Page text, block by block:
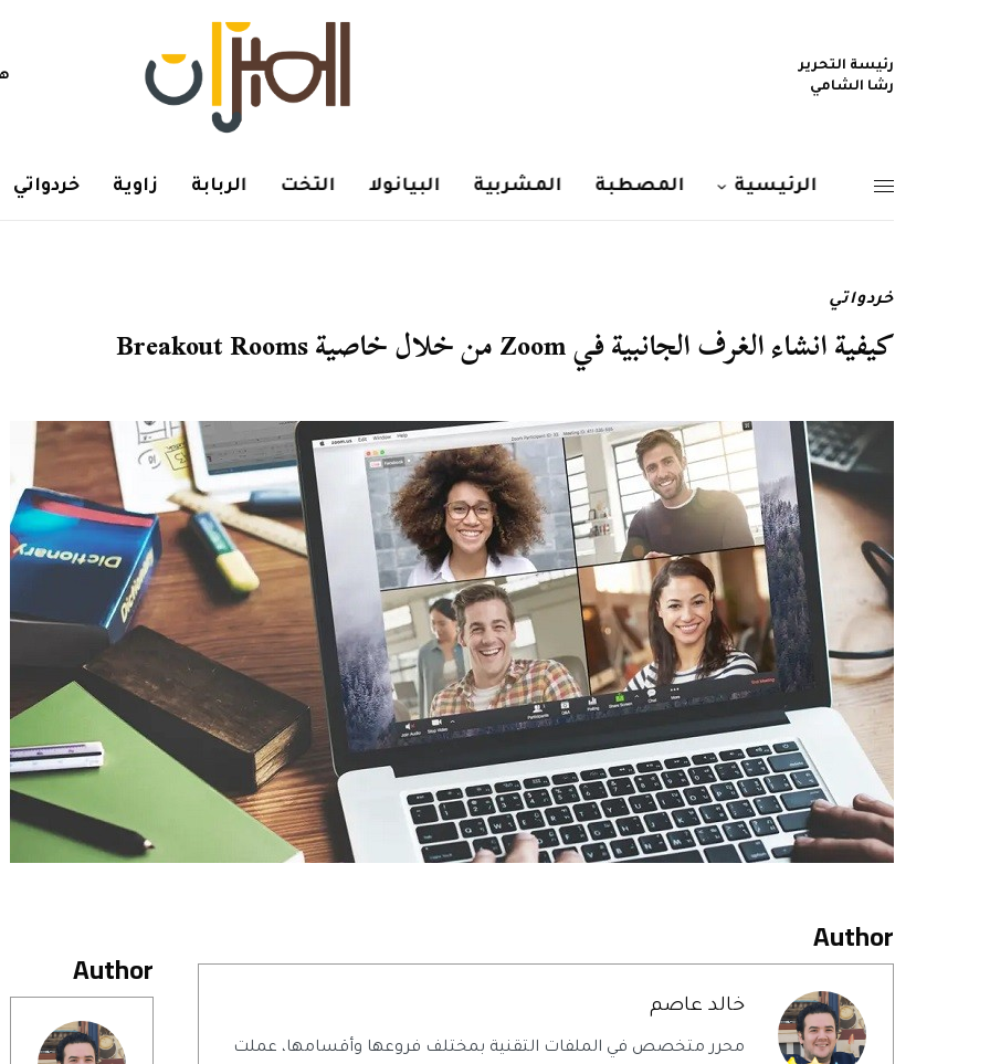
رئيسة التحرير
رشا الشامي
الرئيسية المصطبة المشربية البيانولا التخت الربابة زاوية خردواتي
خردواتي
كيفية انشاء الغرف الجانبية في Zoom من خلال خاصية Breakout Rooms
Author
Author
خالد عاصم
محرر متخصص في الملفات التقنية بمختلف فروعها وأقسامها، عملت